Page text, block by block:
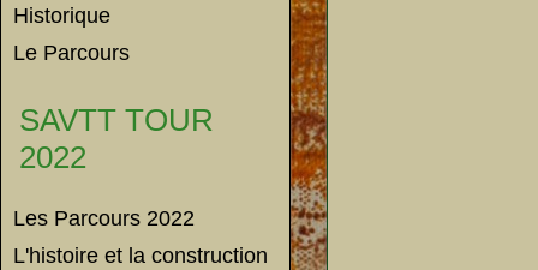
Historique
Le Parcours
SAVTT TOUR
2022
Les Parcours 2022
L'histoire et la construction